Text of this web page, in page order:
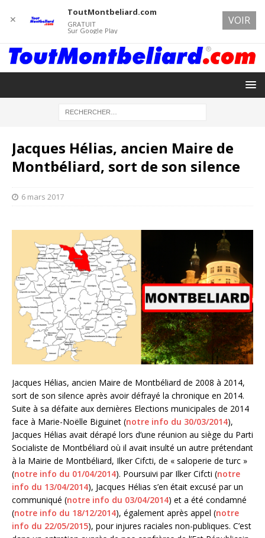
Jacques Hélias, ancien Maire de
Montbéliard, sort de son silence
6 mars 2017
Jacques Hélias, ancien Maire de Montbéliard de 2008 à 2014,
sort de son silence après avoir défrayé la chronique en 2014.
Suite à sa défaite aux dernières Elections municipales de 2014
face à Marie-Noëlle Biguinet (notre info du 30/03/2014),
Jacques Hélias avait dérapé lors d’une réunion au siège du Parti
Socialiste de Montbéliard où il avait insulté un autre prétendant
à la Mairie de Montbéliard, Ilker Cifcti, de « saloperie de turc »
(notre info du 01/04/2014). Poursuivi par Ilker Cifcti (notre
info du 13/04/2014), Jacques Hélias s’en était excusé par un
communiqué (notre info du 03/04/2014) et a été condamné
(notre info du 18/12/2014), également après appel (notre
info du 22/05/2015), pour injures raciales non-publiques. C’est
✕
ToutMontbeliard.com
GRATUIT
Sur Google Play
VOIR